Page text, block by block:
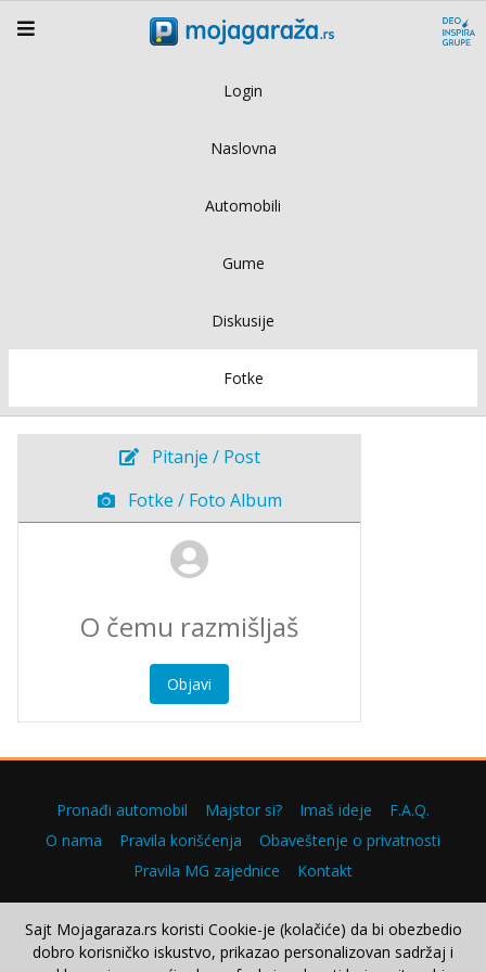
Login
Naslovna
Automobili
Gume
Diskusije
Fotke
Pitanje / Post
Fotke / Foto Album
Objavi
Pronađi automobil Majstor si? Imaš ideje
F.A.Q.
O nama
Pravila korišćenja
Obaveštenje o privatnosti
Pravila MG zajednice
Kontakt
Copyright © 2000–2026.
Sajt Mojagaraza.rs koristi Cookie-je (kolačiće) da bi obezbedio
dobro korisničko iskustvo, prikazao personalizovan sadržaj i